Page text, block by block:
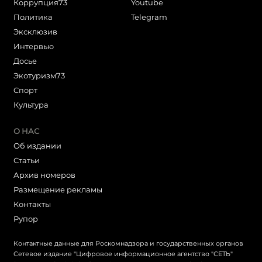
Коррупция73
Политика
Эксклюзив
Интервью
Досье
Экотуризм73
Cпорт
Культура
Youtube
Telegram
О НАС
Об издании
Статьи
Архив номеров
Размещение рекламы
Контакты
Рупор
Контактные данные для Роскомнадзора и государственных органов
Сетевое издание "Цифровое информационное агентство "СЕТЬ"